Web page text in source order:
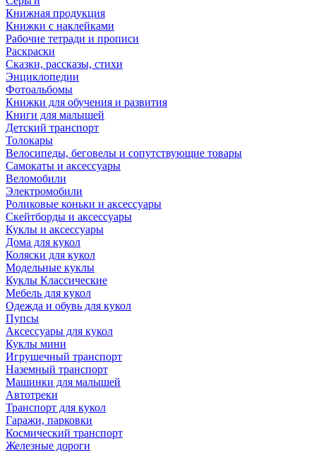
Книжная продукция
Книжки с наклейками
Рабочие тетради и прописи
Раскраски
Сказки, рассказы, стихи
Энциклопедии
Фотоальбомы
Книжки для обучения и развития
Книги для малышей
Детский транспорт
Толокары
Велосипеды, беговелы и сопутствующие товары
Самокаты и аксессуары
Веломобили
Электромобили
Роликовые коньки и аксессуары
Скейтборды и аксессуары
Куклы и аксессуары
Дома для кукол
Коляски для кукол
Модельные куклы
Куклы Классические
Мебель для кукол
Одежда и обувь для кукол
Пупсы
Аксессуары для кукол
Куклы мини
Игрушечный транспорт
Наземный транспорт
Машинки для малышей
Автотреки
Транспорт для кукол
Гаражи, парковки
Космический транспорт
Железные дороги